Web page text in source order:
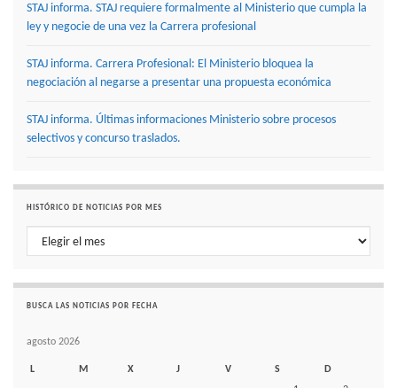
STAJ informa. STAJ requiere formalmente al Ministerio que cumpla la
ley y negocie de una vez la Carrera profesional
STAJ informa. Carrera Profesional: El Ministerio bloquea la
negociación al negarse a presentar una propuesta económica
STAJ informa. Últimas informaciones Ministerio sobre procesos
selectivos y concurso traslados.
HISTÓRICO DE NOTICIAS POR MES
Histórico de noticias por mes
BUSCA LAS NOTICIAS POR FECHA
agosto 2026
L M X J V S
D